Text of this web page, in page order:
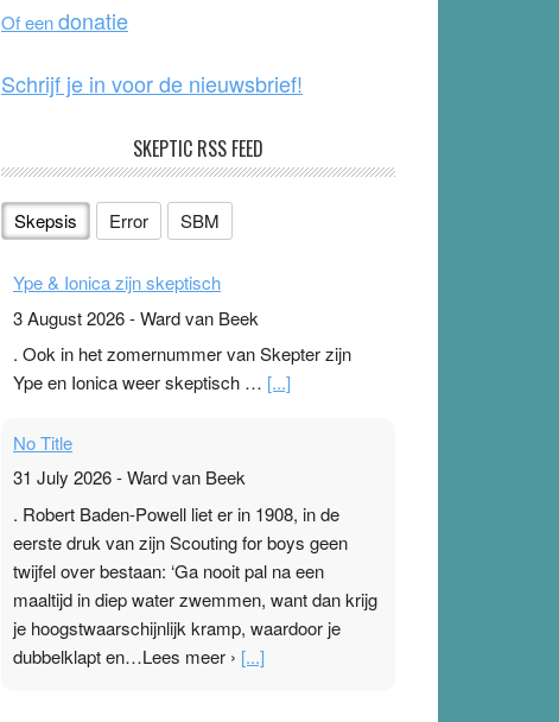
k
Of eendonatie
Schrijf je in voor de nieuwsbrief!
SKEPTIC RSS FEED
Skepsis Error SBM
Ype & Ionica zijn skeptisch
3 August 2026-Ward van Beek
. Ook in het zomernummer van Skepter zijn
Ype en Ionica weer skeptisch … [...]
No Title
31 July 2026-Ward van Beek
. Robert Baden-Powell liet er in 1908, in de
eerste druk van zijn Scouting for boys geen
twijfel over bestaan: ‘Ga nooit pal na een
maaltijd in diep water zwemmen, want dan krijg
je hoogstwaarschijnlijk kramp, waardoor je
dubbelklapt en…Lees meer › [...]